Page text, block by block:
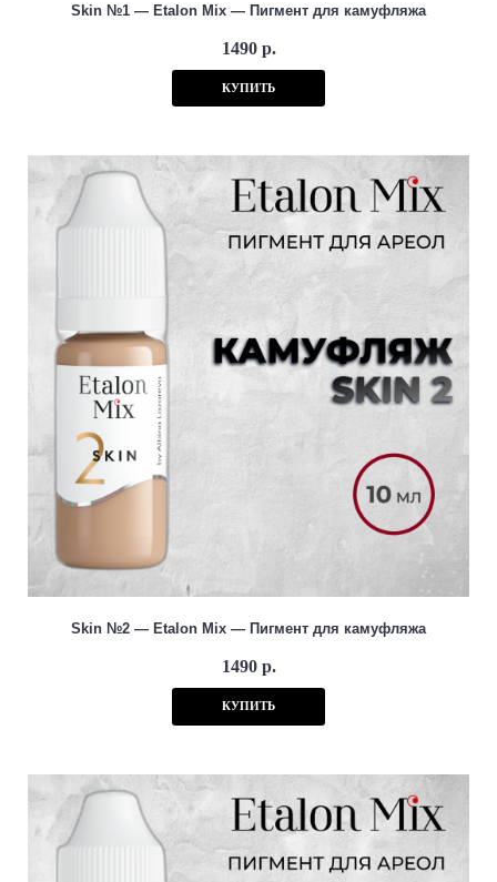
Skin №1 — Etalon Mix — Пигмент для камуфляжа
1490 р.
КУПИТЬ
Skin №2 — Etalon Mix — Пигмент для камуфляжа
1490 р.
КУПИТЬ